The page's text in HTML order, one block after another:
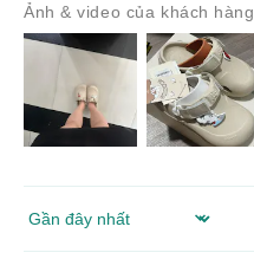
Ảnh & video của khách hàng
Sort by